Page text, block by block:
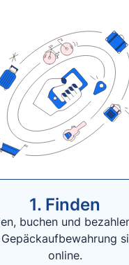
1. Finden
buchen und
online.